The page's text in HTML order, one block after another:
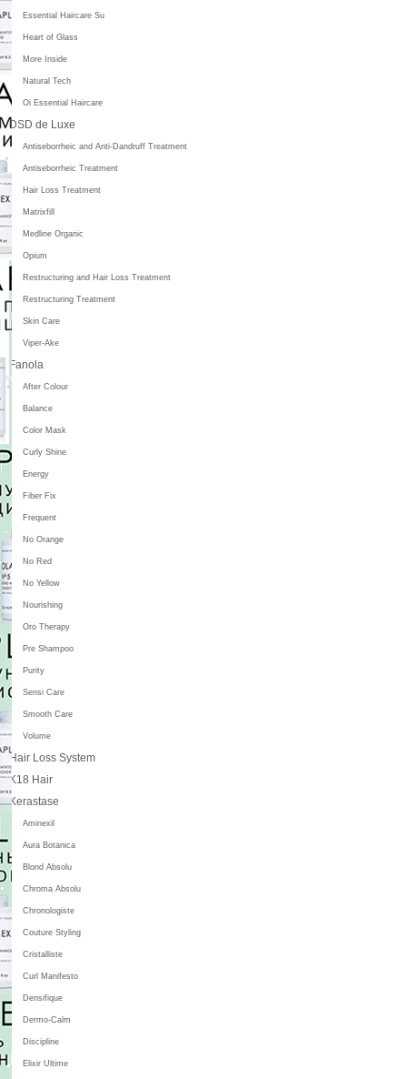
Essential Haircare Su
Heart of Glass
More Inside
Natural Tech
Oi Essential Haircare
DSD de Luxe
Antiseborrheic and Anti-Dandruff Treatment
Antiseborrheic Treatment
Hair Loss Treatment
Matrixfill
Medline Organic
Opium
Restructuring and Hair Loss Treatment
Restructuring Treatment
Skin Care
Viper-Ake
Fanola
After Colour
Balance
Color Mask
Curly Shine
Energy
Fiber Fix
Frequent
No Orange
No Red
No Yellow
Nourishing
Oro Therapy
Pre Shampoo
Purity
Sensi Care
Smooth Care
Volume
Hair Loss System
K18 Hair
Kerastase
Aminexil
Aura Botanica
Blond Absolu
Chroma Absolu
Chronologiste
Couture Styling
Cristalliste
Curl Manifesto
Densifique
Dermo-Calm
Discipline
Elixir Ultime